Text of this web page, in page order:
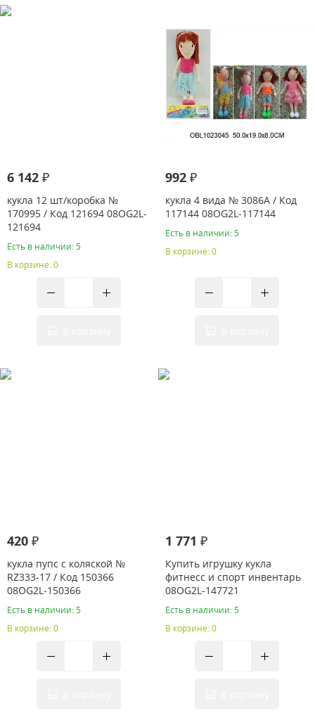
6 142 ₽
кукла 12 шт/коробка №
170995 / Код 121694 08OG2L-
121694
Есть в наличии: 5
В корзине: 0
992 ₽
кукла 4 вида № 3086A / Код
117144 08OG2L-117144
Есть в наличии: 5
В корзине: 0
420 ₽
кукла пупс с коляской №
RZ333-17 / Код 150366
08OG2L-150366
Есть в наличии: 5
В корзине: 0
1 771 ₽
Купить игрушку кукла
фитнесс и спорт инвентарь
08OG2L-147721
Есть в наличии: 5
В корзине: 0